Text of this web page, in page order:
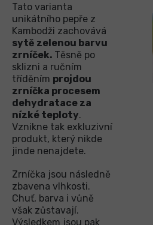
Tato varianta
unikátního pepře z
Kambodži zachovává
sytě zelenou barvu
zrníček. Těsně po
sklizni a ručním
tříděním projdou
zrníčka procesem
dehydratace za
nízké teploty.
Vznikne tak exkluzivní
produkt, který nikde
jinde nenajdete.
Zrníčka jsou následně
zbavena vlhkosti.
Chuť, barva i vůně
však zůstavají.
Výsledkem jsou pak